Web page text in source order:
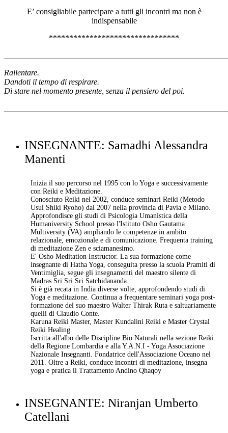
E’ consigliabile partecipare a tutti gli incontri ma non è
indispensabile
********************************
Rallentare.
Dandoti il tempo di respirare.
Di stare nel momento presente, senza il pensiero del poi.
INSEGNANTE: Samadhi Alessandra
Manenti
Inizia il suo percorso nel 1995 con lo Yoga e successivamente
con Reiki e Meditazione.
Conosciuto Reiki nel 2002, conduce seminari Reiki (Metodo
Usui Shiki Ryoho) dal 2007 nella provincia di Pavia e Milano.
Approfondisce gli studi di Psicologia Umanistica della
Humaniversity School presso l'Istituto Osho Gautama
Multiversity (VA) ampliando le competenze in ambito
relazionale, emozionale e di comunicazione. Frequenta training
di meditazione Zen e sciamanesimo.
E' Osho Meditation Instructor. La sua formazione come
insegnante di Hatha Yoga, conseguita presso la scuola Pramiti di
Ventimiglia, segue gli insegnamenti del maestro silente di
Madras Sri Sri Sri Satchidananda.
Si è già recata in India diverse volte, approfondendo studi di
Yoga e meditazione. Continua a frequentare seminari yoga post-
formazione del suo maestro Walter Thirak Ruta e saltuariamente
quelli di Claudio Conte.
Karuna Reiki Master, Master Kundalini Reiki e Master Crystal
Reiki Healing.
Iscritta all'albo delle Discipline Bio Naturali nella sezione Reiki
della Regione Lombardia e alla Y.A.N.I - Yoga Associazione
Nazionale Insegnanti. Fondatrice dell'Associazione Oceano nel
2011. Oltre a Reiki, conduce incontri di meditazione, insegna
yoga e pratica il Trattamento Andino Qhaqoy
INSEGNANTE: Niranjan Umberto
Catellani